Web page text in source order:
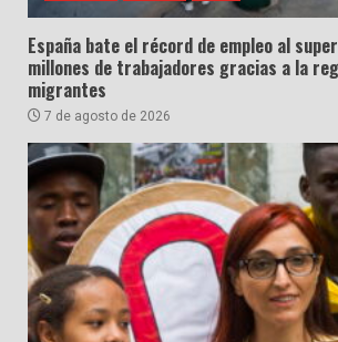
España bate el récord de empleo al
millones de trabajadores gracias a la
migrantes
7 de agosto de 2026